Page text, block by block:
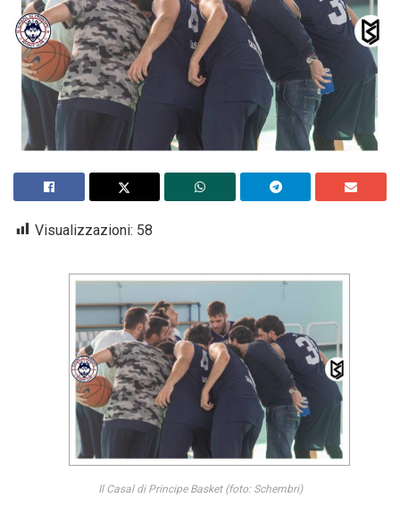
Visualizzazioni: 58
Il Casal di Principe Basket (foto: Schembri)